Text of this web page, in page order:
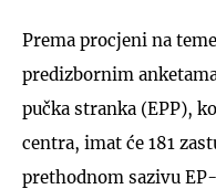
Prema procjeni na
predizbornim
pučka stranka (EPP),
centra, imat će 181
prethodnom sazivu